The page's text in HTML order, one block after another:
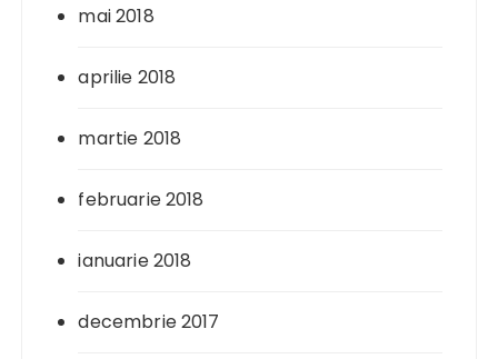
mai 2018
aprilie 2018
martie 2018
februarie 2018
ianuarie 2018
decembrie 2017